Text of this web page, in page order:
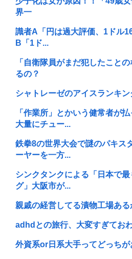
界一
識者A「円は過大評価、1ドル
B「1ド...
「自衛隊員がまだ犯したこと
るの？
シャトレーゼのアイスランキン
「作業所」とかいう健常者が
大量にチュー...
鉄拳8の世界大会で謎のパキス
ーヤーを一方...
シンクタンクによる「日本で
グ」大阪市が...
親戚の経営してる漬物工場あ
adhdとの旅行、大変すぎてお
外資系or日系大手ってどっちが